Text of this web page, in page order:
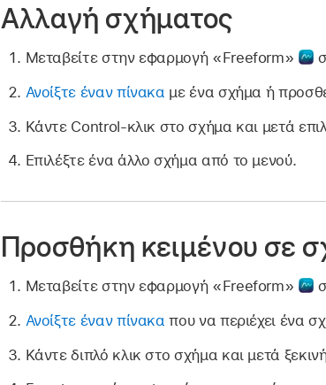
Αλλαγή σχήματος
Μεταβείτε στην εφαρμογή «Freeform»
Ανοίξτε έναν πίνακα με ένα σχήμα ή
Κάντε Control-κλικ στο σχήμα και μετά
Επιλέξτε ένα άλλο σχήμα από το μενού.
Προσθήκη κειμένου σε
Μεταβείτε στην εφαρμογή «Freeform»
Ανοίξτε έναν πίνακα που να περιέχει ένα
Κάντε διπλό κλικ στο σχήμα και μετά